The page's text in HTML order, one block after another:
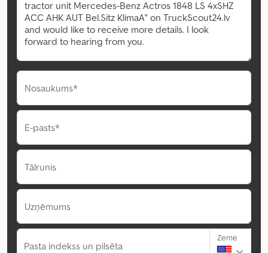
Nosaukums*
E-pasts*
Tālrunis
Uzņēmums
Pasta indekss un pilsēta
Zeme